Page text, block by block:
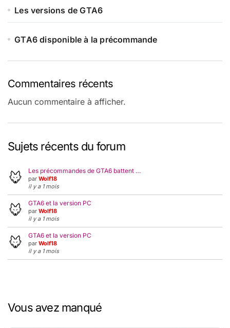
Les versions de GTA6
GTA6 disponible à la précommande
Commentaires récents
Aucun commentaire à afficher.
Sujets récents du forum
Les précommandes de GTA6 battent …
par Wolf18
il y a 1 mois
GTA6 et la version PC
par Wolf18
il y a 1 mois
GTA6 et la version PC
par Wolf18
il y a 1 mois
Vous avez manqué